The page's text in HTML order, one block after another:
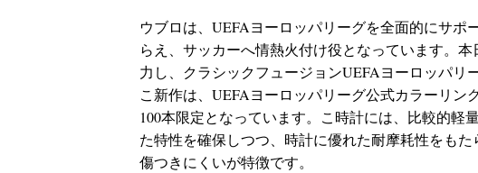
ウブロは、UEFAヨーロッパリーグを全面的にサポ
らえ、サッカーへ情熱火付け役となっています。
力し、クラシックフュージョンUEFAヨーロッパリ
こ新作は、UEFAヨーロッパリーグ公式カラーリン
100本限定となっています。こ時計には、比較的軽
た特性を確保しつつ、時計に優れた耐摩耗性をも
傷つきにくいが特徴です。